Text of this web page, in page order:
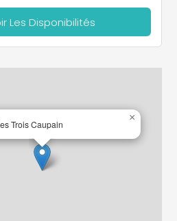
Les Disponibilités
Trois Caupain
×